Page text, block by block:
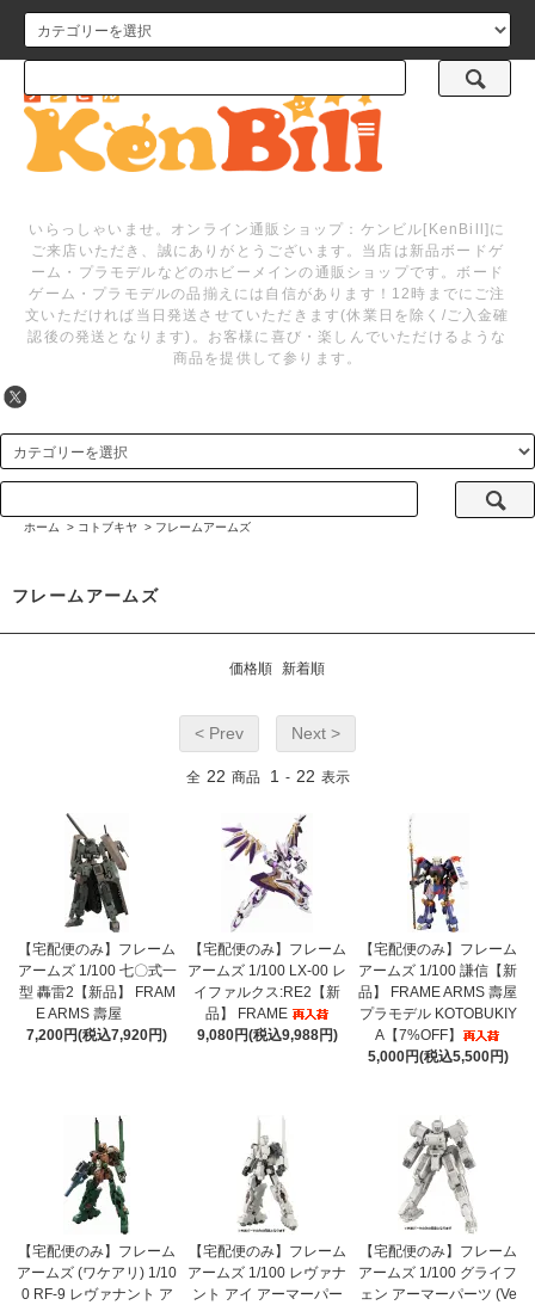
メニュー
いらっしゃいませ。オンライン通販ショップ：ケンビル[KenBill]に
ご来店いただき、誠にありがとうございます。当店は新品ボードゲ
ーム・プラモデルなどのホビーメインの通販ショップです。ボード
ゲーム・プラモデルの品揃えには自信があります！12時までにご注
文いただければ当日発送させていただきます(休業日を除く/ご入金確
認後の発送となります)。お客様に喜び・楽しんでいただけるような
商品を提供して参ります。
ホーム > コトブキヤ > フレームアームズ
フレームアームズ
価格順 新着順
< Prev Next >
全 22 商品 1 - 22 表示
【宅配便のみ】フレーム
アームズ 1/100 七〇式一
型 轟雷2【新品】 FRAM
E ARMS 壽屋
7,200円(税込7,920円)
【宅配便のみ】フレーム
アームズ 1/100 LX-00 レ
イファルクス:RE2【新
品】 FRAME
9,080円(税込9,988円)
【宅配便のみ】フレーム
アームズ 1/100 謙信【新
品】 FRAME ARMS 壽屋
プラモデル KOTOBUKIY
A【7%OFF】
5,000円(税込5,500円)
【宅配便のみ】フレーム
アームズ (ワケアリ) 1/10
0 RF-9 レヴァナント ア
【宅配便のみ】フレーム
アームズ 1/100 レヴァナ
ント アイ アーマーパー
【宅配便のみ】フレーム
アームズ 1/100 グライフ
ェン アーマーパーツ (Ve